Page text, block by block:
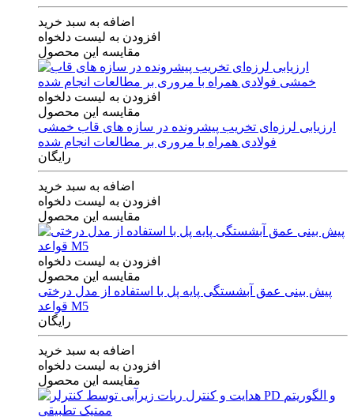
اضافه به سبد خرید
افزودن به لیست دلخواه
مقایسه این محصول
افزودن به لیست دلخواه
مقایسه این محصول
ارزیابی لرزه‌ای تخریب پیشرونده در سازه های قاب خمشی
فولادی همراه با مروری بر مطالعات انجام شده
رایگان
اضافه به سبد خرید
افزودن به لیست دلخواه
مقایسه این محصول
افزودن به لیست دلخواه
مقایسه این محصول
پیش بینی عمق آبشستگی پایه پل با استفاده از مدل درختی
قواعد M5
رایگان
اضافه به سبد خرید
افزودن به لیست دلخواه
مقایسه این محصول